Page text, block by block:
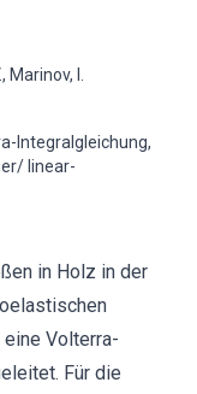
I.
Integralgleichung,
linear-
in Holz in der
Volterra-
Für die